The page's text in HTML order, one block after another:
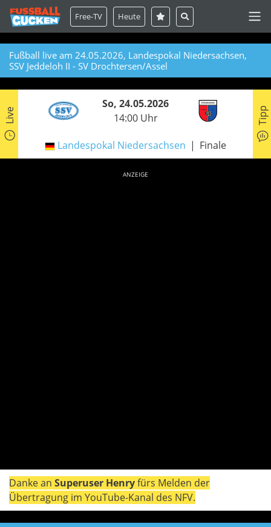
Free-TV Heute
Fußball live am 24.05.2026, Landespokal Niedersachsen,
SSV Jeddeloh II - SV Drochtersen/Assel
Live
So, 24.05.2026
14:00 Uhr
Landespokal Niedersachsen Finale
Tipp
Danke an Superuser Henryfürs Melden der
Übertragung im YouTube-Kanal des NFV.
ANZEIGE